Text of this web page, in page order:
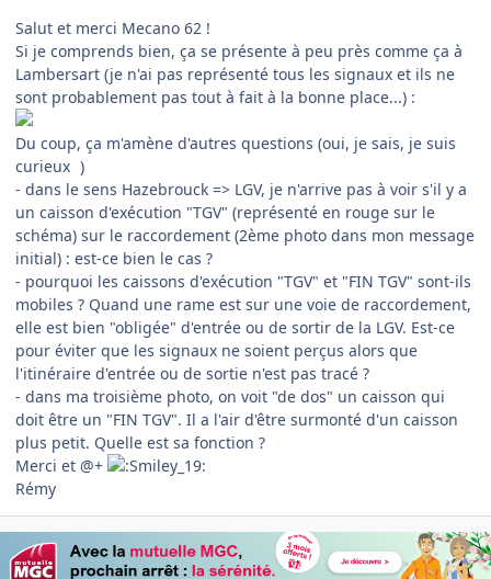
Salut et merci Mecano 62 !
Si je comprends bien, ça se présente à peu près comme ça à
Lambersart (je n'ai pas représenté tous les signaux et ils ne
sont probablement pas tout à fait à la bonne place...) :
Du coup, ça m'amène d'autres questions (oui, je sais, je suis
curieux )
- dans le sens Hazebrouck => LGV, je n'arrive pas à voir s'il y a
un caisson d'exécution "TGV" (représenté en rouge sur le
schéma) sur le raccordement (2ème photo dans mon message
initial) : est-ce bien le cas ?
- pourquoi les caissons d'exécution "TGV" et "FIN TGV" sont-ils
mobiles ? Quand une rame est sur une voie de raccordement,
elle est bien "obligée" d'entrée ou de sortir de la LGV. Est-ce
pour éviter que les signaux ne soient perçus alors que
l'itinéraire d'entrée ou de sortie n'est pas tracé ?
- dans ma troisième photo, on voit "de dos" un caisson qui
doit être un "FIN TGV". Il a l'air d'être surmonté d'un caisson
plus petit. Quelle est sa fonction ?
Merci et @+
Rémy